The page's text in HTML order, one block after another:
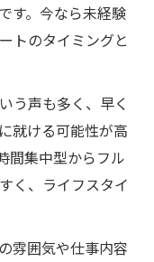
す。今なら未経験
トのタイミングと
う声も多く、早く
就ける可能性が高
間集中型からフル
く、ライフスタイ
雰囲気や仕事内容